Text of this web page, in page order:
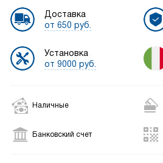
Доставка
от 650 руб.
Установка
от 9000 руб.
Наличные
Банковский счет